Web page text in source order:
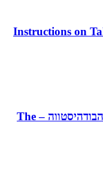
Instructions on
English text - מחרוזת אבני החן של הבודהיסטווה – The